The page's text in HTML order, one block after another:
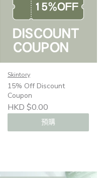
Skintory
15% Off Discount
Coupon
HKD $0.00
預購